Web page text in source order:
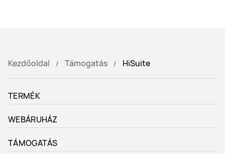
Kezdőoldal Támogatás HiSuite
TERMÉK
WEBÁRUHÁZ
TÁMOGATÁS